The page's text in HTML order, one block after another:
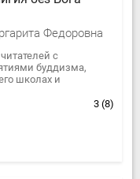
Федоровна
с
буддизма,
школах и
в разных
3 (8)